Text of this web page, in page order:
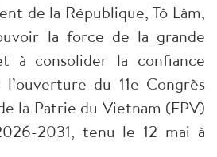
de la République, Tô Lâm,
la force de la grande
à consolider la confiance
du 11e Congrès
la Patrie du Vietnam (FPV)
2031, tenu le 12 mai à